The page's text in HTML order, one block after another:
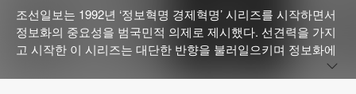
조선일보는 1992년 ‘정보혁명 경제혁명’ 시리즈를 시작하면서
정보화의 중요성을 범국민적 의제로 제시했다. 선견력을 가지
고 시작한 이 시리즈는 대단한 반향을 불러일으키며 정보화에
대한 자각을 일깨웠다. 1995년 조선일보는 창간 75주년을 기
념해 본격적인 정보화 운동을 선언하며 가장 선두에 섰다. 조